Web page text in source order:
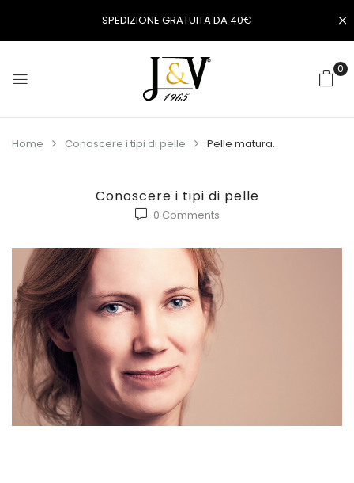
SPEDIZIONE GRATUITA DA 40€
0
Home Conoscere i tipi di pelle Pelle matura.
Conoscere i tipi di pelle
0 Comments